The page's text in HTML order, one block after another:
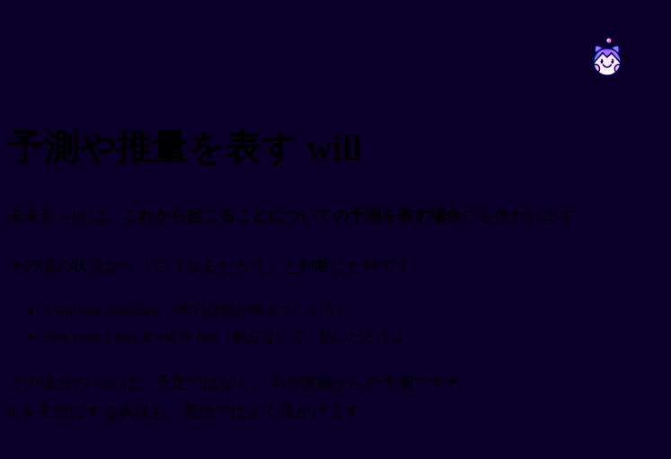
~ ~
予測や推量を表す will
未来形 will は、 これから起こることについての予測を表す場合にも使われます。
その場の状況から「こうなるだろう」と判断した時です。
It will rain tomorrow.（明日は雨が降るでしょう）
Don’t touch that. It will be hot.（触らないで。熱いだろうよ）
この場合の will は、予定ではなく、今の情報からの予測です☔
it を主語にする表現も、英語ではよく見かけます。